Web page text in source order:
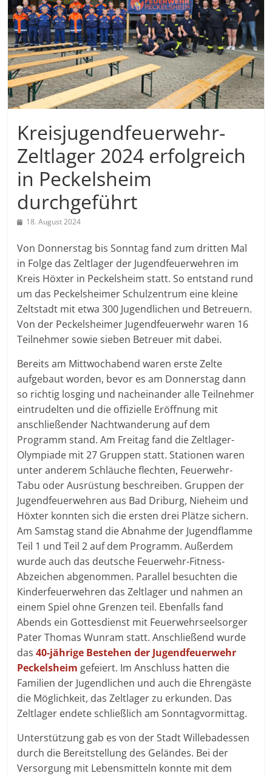
Kreisjugendfeuerwehr-
Zeltlager 2024 erfolgreich
in Peckelsheim
durchgeführt
18. August 2024
Von Donnerstag bis Sonntag fand zum dritten Mal
in Folge das Zeltlager der Jugendfeuerwehren im
Kreis Höxter in Peckelsheim statt. So entstand rund
um das Peckelsheimer Schulzentrum eine kleine
Zeltstadt mit etwa 300 Jugendlichen und Betreuern.
Von der Peckelsheimer Jugendfeuerwehr waren 16
Teilnehmer sowie sieben Betreuer mit dabei.
Bereits am Mittwochabend waren erste Zelte
aufgebaut worden, bevor es am Donnerstag dann
so richtig losging und nacheinander alle Teilnehmer
eintrudelten und die offizielle Eröffnung mit
anschließender Nachtwanderung auf dem
Programm stand. Am Freitag fand die Zeltlager-
Olympiade mit 27 Gruppen statt. Stationen waren
unter anderem Schläuche flechten, Feuerwehr-
Tabu oder Ausrüstung beschreiben. Gruppen der
Jugendfeuerwehren aus Bad Driburg, Nieheim und
Höxter konnten sich die ersten drei Plätze sichern.
Am Samstag stand die Abnahme der Jugendflamme
Teil 1 und Teil 2 auf dem Programm. Außerdem
wurde auch das deutsche Feuerwehr-Fitness-
Abzeichen abgenommen. Parallel besuchten die
Kinderfeuerwehren das Zeltlager und nahmen an
einem Spiel ohne Grenzen teil. Ebenfalls fand
Abends ein Gottesdienst mit Feuerwehrseelsorger
Pater Thomas Wunram statt. Anschließend wurde
das40-jährige Bestehen der Jugendfeuerwehr
Peckelsheim gefeiert. Im Anschluss hatten die
Familien der Jugendlichen und auch die Ehrengäste
die Möglichkeit, das Zeltlager zu erkunden. Das
Zeltlager endete schließlich am Sonntagvormittag.
Unterstützung gab es von der Stadt Willebadessen
durch die Bereitstellung des Geländes. Bei der
Versorgung mit Lebensmitteln konnte mit dem